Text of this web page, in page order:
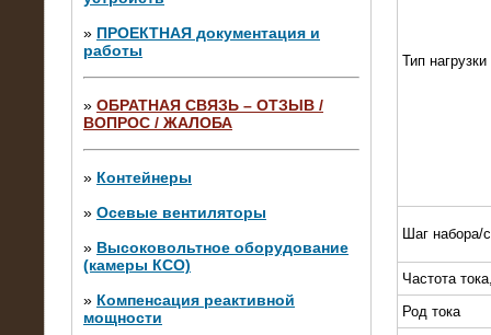
» ПРОЕКТНАЯ документация и
работы
» ОБРАТНАЯ СВЯЗЬ – ОТЗЫВ /
ВОПРОС / ЖАЛОБА
» Контейнеры
» Осевые вентиляторы
» Высоковольтное оборудование
(камеры КСО)
» Компенсация реактивной
мощности
10.04.2015
Аренда нагрузочного модуля 4 МВт,
10 кВ
Тип нагрузки
Шаг набора/
Частота
Род тока